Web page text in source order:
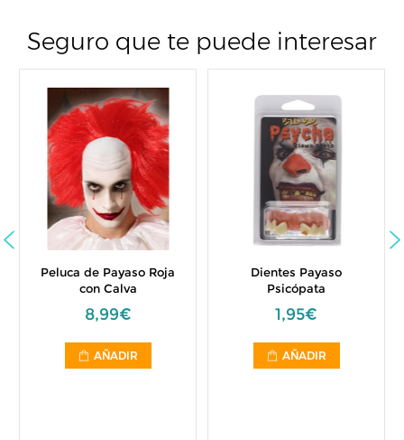
Seguro que te puede interesar
Peluca de Payaso Roja
con Calva
8,99€
AÑADIR
Dientes Payaso
Psicópata
1,95€
AÑADIR